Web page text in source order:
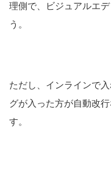
理側で、ビジュアルエ
う。
ただし、インラインで
グが入った方が自動改
す。